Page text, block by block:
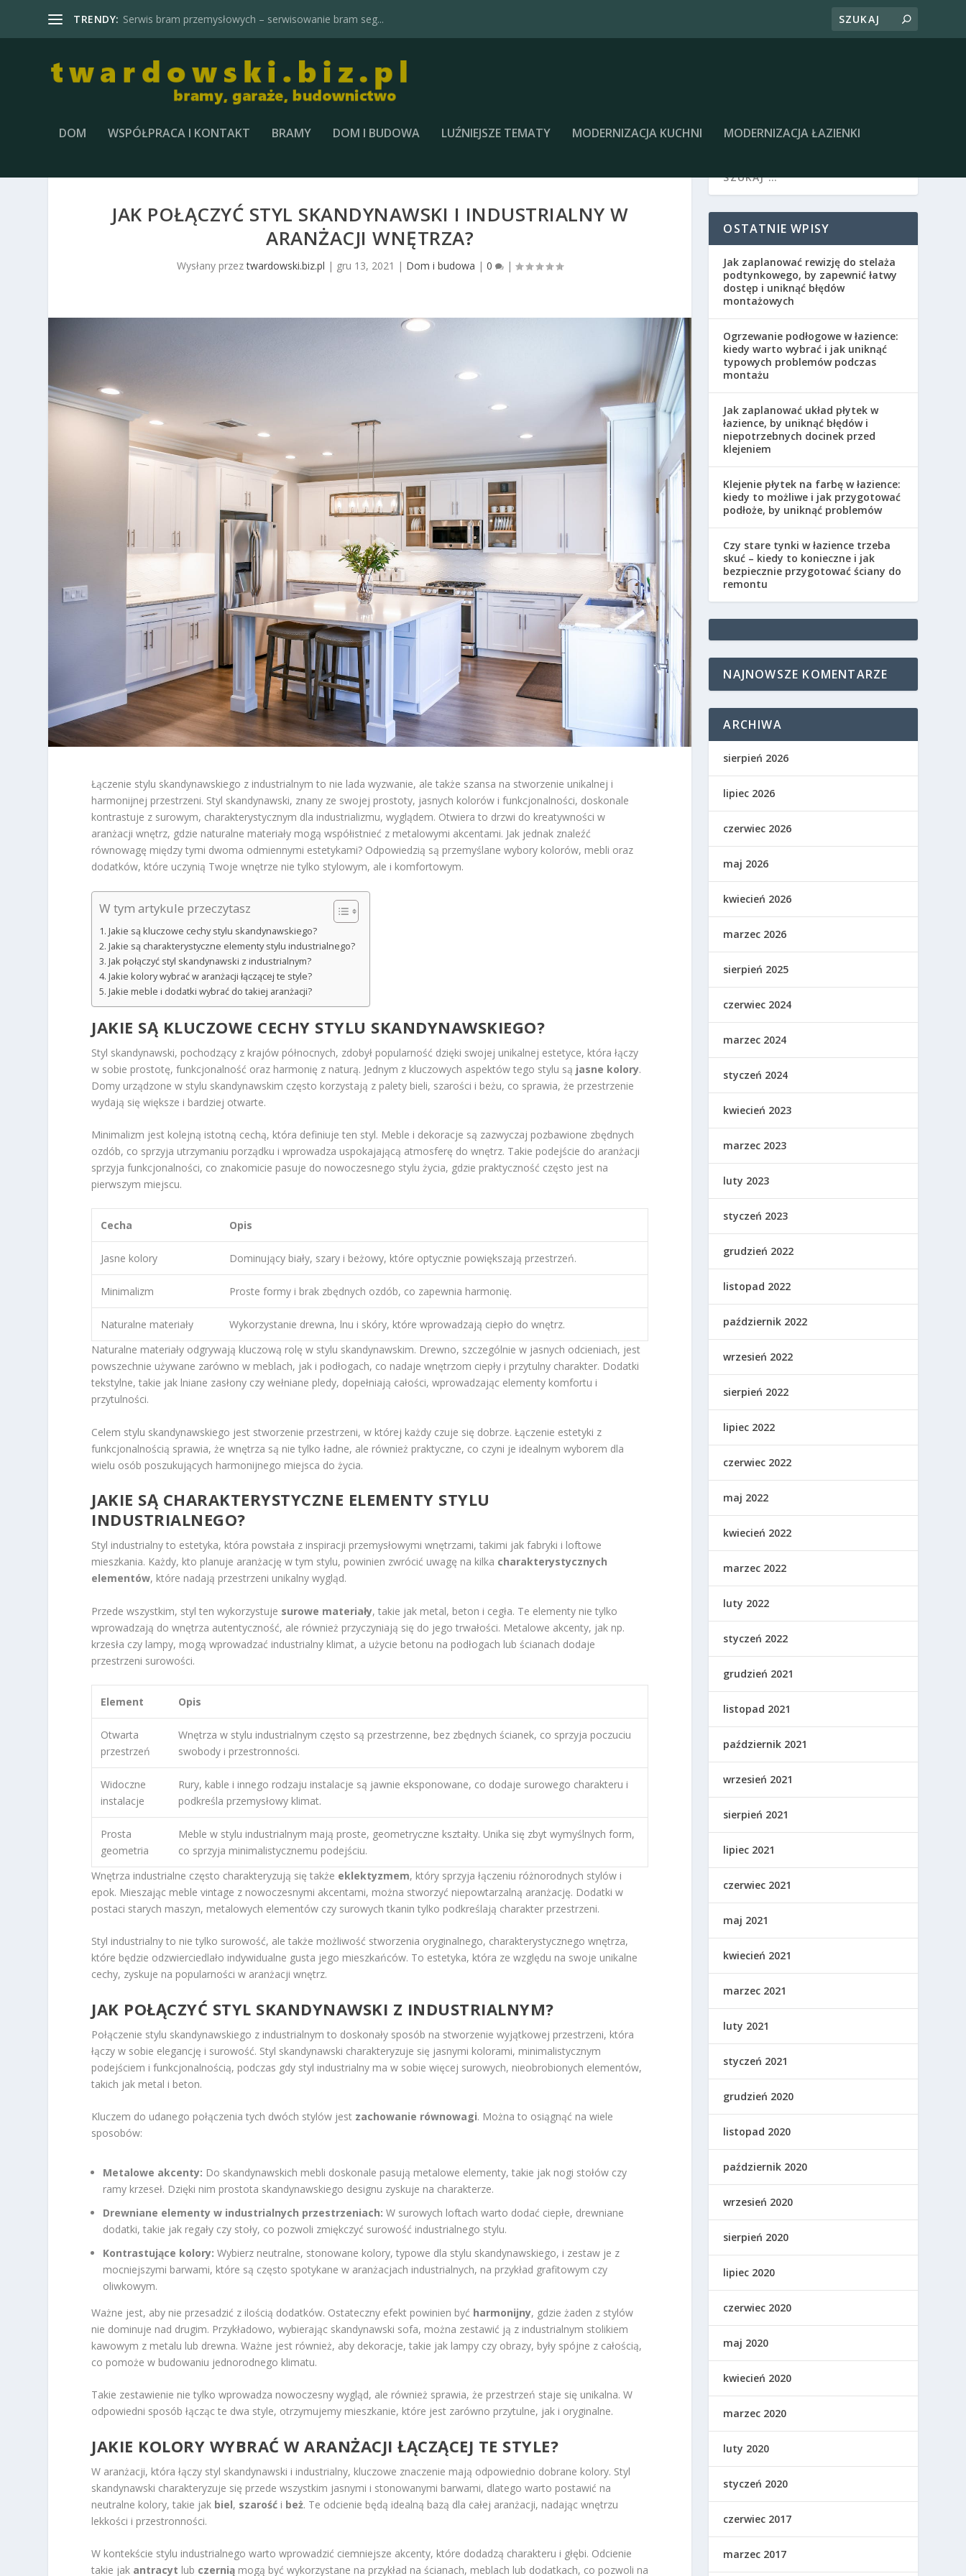
TRENDY: Serwis bram przemysłowych – serwisowanie bram seg...
DOM WSPÓŁPRACA I KONTAKT BRAMY DOM I BUDOWA LUŹNIEJSZE TEMATY MODERNIZACJA KUCHNI MODERNIZACJA ŁAZIENKI
JAK POŁĄCZYĆ STYL SKANDYNAWSKI I INDUSTRIALNY W
ARANŻACJI WNĘTRZA?
Wysłany przeztwardowski.biz.pl | gru 13, 2021 | Dom i budowa |0 |
Łączenie stylu skandynawskiego z industrialnym to nie lada wyzwanie, ale także szansa na stworzenie unikalnej i
harmonijnej przestrzeni. Styl skandynawski, znany ze swojej prostoty, jasnych kolorów i funkcjonalności, doskonale
kontrastuje z surowym, charakterystycznym dla industrializmu, wyglądem. Otwiera to drzwi do kreatywności w
aranżacji wnętrz, gdzie naturalne materiały mogą współistnieć z metalowymi akcentami. Jak jednak znaleźć
równowagę między tymi dwoma odmiennymi estetykami? Odpowiedzią są przemyślane wybory kolorów, mebli oraz
dodatków, które uczynią Twoje wnętrze nie tylko stylowym, ale i komfortowym.
W tym artykule przeczytasz
Jakie są kluczowe cechy stylu skandynawskiego?
Jakie są charakterystyczne elementy stylu industrialnego?
Jak połączyć styl skandynawski z industrialnym?
Jakie kolory wybrać w aranżacji łączącej te style?
Jakie meble i dodatki wybrać do takiej aranżacji?
JAKIE SĄ KLUCZOWE CECHY STYLU SKANDYNAWSKIEGO?
Styl skandynawski, pochodzący z krajów północnych, zdobył popularność dzięki swojej unikalnej estetyce, która łączy
w sobie prostotę, funkcjonalność oraz harmonię z naturą. Jednym z kluczowych aspektów tego stylu są jasne kolory.
Domy urządzone w stylu skandynawskim często korzystają z palety bieli, szarości i beżu, co sprawia, że przestrzenie
wydają się większe i bardziej otwarte.
Minimalizm jest kolejną istotną cechą, która definiuje ten styl. Meble i dekoracje są zazwyczaj pozbawione zbędnych
ozdób, co sprzyja utrzymaniu porządku i wprowadza uspokajającą atmosferę do wnętrz. Takie podejście do aranżacji
sprzyja funkcjonalności, co znakomicie pasuje do nowoczesnego stylu życia, gdzie praktyczność często jest na
pierwszym miejscu.
Cecha Opis
Jasne kolory Dominujący biały, szary i beżowy, które optycznie powiększają przestrzeń.
Minimalizm Proste formy i brak zbędnych ozdób, co zapewnia harmonię.
Naturalne materiały
Wykorzystanie drewna, lnu i skóry, które wprowadzają ciepło do wnętrz.
Naturalne materiały odgrywają kluczową rolę w stylu skandynawskim. Drewno, szczególnie w jasnych odcieniach, jest
powszechnie używane zarówno w meblach, jak i podłogach, co nadaje wnętrzom ciepły i przytulny charakter. Dodatki
tekstylne, takie jak lniane zasłony czy wełniane pledy, dopełniają całości, wprowadzając elementy komfortu i
przytulności.
Celem stylu skandynawskiego jest stworzenie przestrzeni, w której każdy czuje się dobrze. Łączenie estetyki z
funkcjonalnością sprawia, że wnętrza są nie tylko ładne, ale również praktyczne, co czyni je idealnym wyborem dla
wielu osób poszukujących harmonijnego miejsca do życia.
JAKIE SĄ CHARAKTERYSTYCZNE ELEMENTY STYLU
INDUSTRIALNEGO?
Styl industrialny to estetyka, która powstała z inspiracji przemysłowymi wnętrzami, takimi jak fabryki i loftowe
mieszkania. Każdy, kto planuje aranżację w tym stylu, powinien zwrócić uwagę na kilka charakterystycznych
elementów, które nadają przestrzeni unikalny wygląd.
Przede wszystkim, styl ten wykorzystuje surowe materiały, takie jak metal, beton i cegła. Te elementy nie tylko
wprowadzają do wnętrza autentyczność, ale również przyczyniają się do jego trwałości. Metalowe akcenty, jak np.
krzesła czy lampy, mogą wprowadzać industrialny klimat, a użycie betonu na podłogach lub ścianach dodaje
przestrzeni surowości.
Element Opis
Otwarta
przestrzeń
Wnętrza w stylu industrialnym często są przestrzenne, bez zbędnych ścianek, co sprzyja poczuciu
swobody i przestronności.
Widoczne
instalacje
Rury, kable i innego rodzaju instalacje są jawnie eksponowane, co dodaje surowego charakteru i
podkreśla przemysłowy klimat.
Prosta
geometria
Meble w stylu industrialnym mają proste, geometryczne kształty. Unika się zbyt wymyślnych form,
co sprzyja minimalistycznemu podejściu.
Wnętrza industrialne często charakteryzują się także eklektyzmem, który sprzyja łączeniu różnorodnych stylów i
epok. Mieszając meble vintage z nowoczesnymi akcentami, można stworzyć niepowtarzalną aranżację. Dodatki w
postaci starych maszyn, metalowych elementów czy surowych tkanin tylko podkreślają charakter przestrzeni.
Styl industrialny to nie tylko surowość, ale także możliwość stworzenia oryginalnego, charakterystycznego wnętrza,
które będzie odzwierciedlało indywidualne gusta jego mieszkańców. To estetyka, która ze względu na swoje unikalne
cechy, zyskuje na popularności w aranżacji wnętrz.
JAK POŁĄCZYĆ STYL SKANDYNAWSKI Z INDUSTRIALNYM?
Połączenie stylu skandynawskiego z industrialnym to doskonały sposób na stworzenie wyjątkowej przestrzeni, która
łączy w sobie elegancję i surowość. Styl skandynawski charakteryzuje się jasnymi kolorami, minimalistycznym
podejściem i funkcjonalnością, podczas gdy styl industrialny ma w sobie więcej surowych, nieobrobionych elementów,
takich jak metal i beton.
Kluczem do udanego połączenia tych dwóch stylów jest zachowanie równowagi. Można to osiągnąć na wiele
sposobów:
Metalowe akcenty: Do skandynawskich mebli doskonale pasują metalowe elementy, takie jak nogi stołów czy
ramy krzeseł. Dzięki nim prostota skandynawskiego designu zyskuje na charakterze.
Drewniane elementy w industrialnych przestrzeniach: W surowych loftach warto dodać ciepłe, drewniane
dodatki, takie jak regały czy stoły, co pozwoli zmiękczyć surowość industrialnego stylu.
Kontrastujące kolory: Wybierz neutralne, stonowane kolory, typowe dla stylu skandynawskiego, i zestaw je z
mocniejszymi barwami, które są często spotykane w aranżacjach industrialnych, na przykład grafitowym czy
oliwkowym.
Ważne jest, aby nie przesadzić z ilością dodatków. Ostateczny efekt powinien być harmonijny, gdzie żaden z stylów
nie dominuje nad drugim. Przykładowo, wybierając skandynawski sofa, można zestawić ją z industrialnym stolikiem
kawowym z metalu lub drewna. Ważne jest również, aby dekoracje, takie jak lampy czy obrazy, były spójne z całością,
co pomoże w budowaniu jednorodnego klimatu.
Takie zestawienie nie tylko wprowadza nowoczesny wygląd, ale również sprawia, że przestrzeń staje się unikalna. W
odpowiedni sposób łącząc te dwa style, otrzymujemy mieszkanie, które jest zarówno przytulne, jak i oryginalne.
JAKIE KOLORY WYBRAĆ W ARANŻACJI ŁĄCZĄCEJ TE STYLE?
W aranżacji, która łączy styl skandynawski i industrialny, kluczowe znaczenie mają odpowiednio dobrane kolory. Styl
skandynawski charakteryzuje się przede wszystkim jasnymi i stonowanymi barwami, dlatego warto postawić na
neutralne kolory, takie jak biel, szarość i beż. Te odcienie będą idealną bazą dla całej aranżacji, nadając wnętrzu
lekkości i przestronności.
W kontekście stylu industrialnego warto wprowadzić ciemniejsze akcenty, które dodadzą charakteru i głębi. Odcienie
takie jak antracyt lub czernią mogą być wykorzystane na przykład na ścianach, meblach lub dodatkach, co pozwoli na
OSTATNIE WPISY
Jak zaplanować rewizję do stelaża
podtynkowego, by zapewnić łatwy
dostęp i uniknąć błędów
montażowych
Ogrzewanie podłogowe w łazience:
kiedy warto wybrać i jak uniknąć
typowych problemów podczas
montażu
Jak zaplanować układ płytek w
łazience, by uniknąć błędów i
niepotrzebnych docinek przed
klejeniem
Klejenie płytek na farbę w łazience:
kiedy to możliwe i jak przygotować
podłoże, by uniknąć problemów
Czy stare tynki w łazience trzeba
skuć – kiedy to konieczne i jak
bezpiecznie przygotować ściany do
remontu
NAJNOWSZE KOMENTARZE
ARCHIWA
sierpień 2026
lipiec 2026
czerwiec 2026
maj 2026
kwiecień 2026
marzec 2026
sierpień 2025
czerwiec 2024
marzec 2024
styczeń 2024
kwiecień 2023
marzec 2023
luty 2023
styczeń 2023
grudzień 2022
listopad 2022
październik 2022
wrzesień 2022
sierpień 2022
lipiec 2022
czerwiec 2022
maj 2022
kwiecień 2022
marzec 2022
luty 2022
styczeń 2022
grudzień 2021
listopad 2021
październik 2021
wrzesień 2021
sierpień 2021
lipiec 2021
czerwiec 2021
maj 2021
kwiecień 2021
marzec 2021
luty 2021
styczeń 2021
grudzień 2020
listopad 2020
październik 2020
wrzesień 2020
sierpień 2020
lipiec 2020
czerwiec 2020
maj 2020
kwiecień 2020
marzec 2020
luty 2020
styczeń 2020
czerwiec 2017
marzec 2017